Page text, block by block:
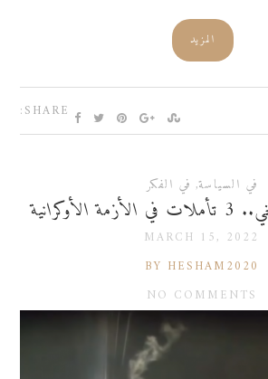
المزيد
SHARE:
في السياسة, في الفكر
MARCH 15, 2022
BY HESHAM2020
NO COMMENTS